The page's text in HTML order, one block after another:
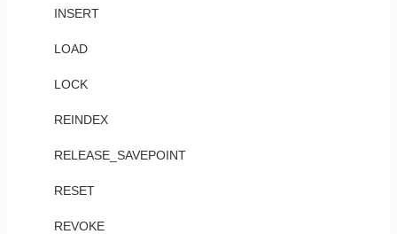
INSERT
LOAD
LOCK
REINDEX
RELEASE_SAVEPOINT
RESET
REVOKE